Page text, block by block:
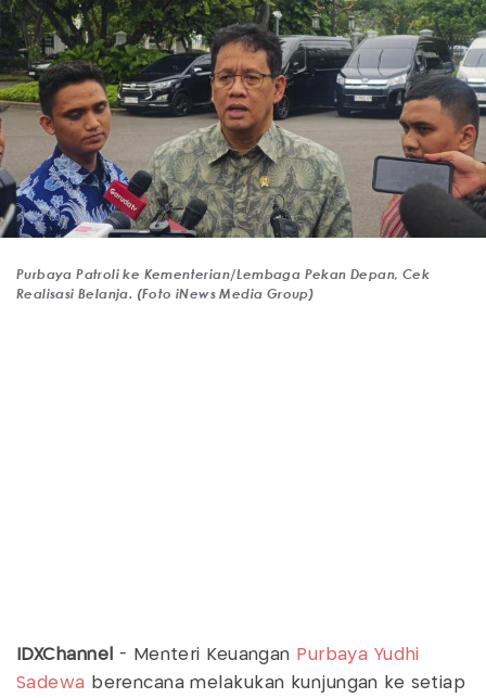
Purbaya Patroli ke Kementerian/Lembaga Pekan Depan, Cek
Realisasi Belanja. (Foto iNews Media Group)
IDXChannel - Menteri Keuangan Purbaya Yudhi
Sadewa
berencana melakukan kunjungan ke setiap